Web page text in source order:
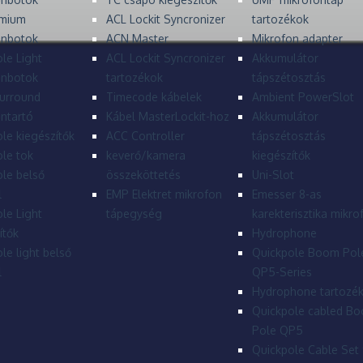
Light
kiegészítők
tok
belső
Light
light belső
ACL Lockit Syncronizer
ACN Master
ACL Lockit Syncronizer
tartozékok
Timecode kábelek
Kábel MasterLockit-hoz
ACC Controller
keverő/kamera
összeköttetés
EMP Elektret mikrofon
tápegység
tartozékok
Mikrofon adapter
Akkumulátor
tápszétosztás
Ambient PowerSlot
Akkumulátor
tápszétosztás
kiegészítők
Uni-Slot
Emesser 8-as
karekterisztika
Hydrophone
Quickpole Boom
QP5-Series
Hydrophone
Quickpole cabled
Pole QP5
Quickpole Cable Set